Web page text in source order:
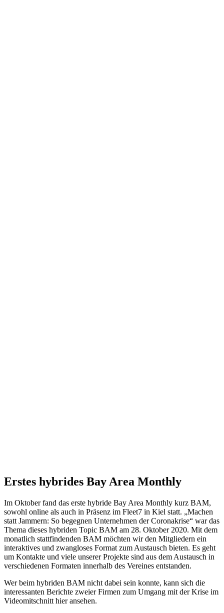
Erstes hybrides Bay Area Monthly
Im Oktober fand das erste hybride Bay Area Monthly kurz BAM,
sowohl online als auch in Präsenz im Fleet7 in Kiel statt. „Machen
statt Jammern: So begegnen Unternehmen der Coronakrise“ war das
Thema dieses hybriden Topic BAM am 28. Oktober 2020. Mit dem
monatlich stattfindenden BAM möchten wir den Mitgliedern ein
interaktives und zwangloses Format zum Austausch bieten. Es geht
um Kontakte und viele unserer Projekte sind aus dem Austausch in
verschiedenen Formaten innerhalb des Vereines entstanden.
Wer beim hybriden BAM nicht dabei sein konnte, kann sich die
interessanten Berichte zweier Firmen zum Umgang mit der Krise im
Videomitschnitt hier ansehen.